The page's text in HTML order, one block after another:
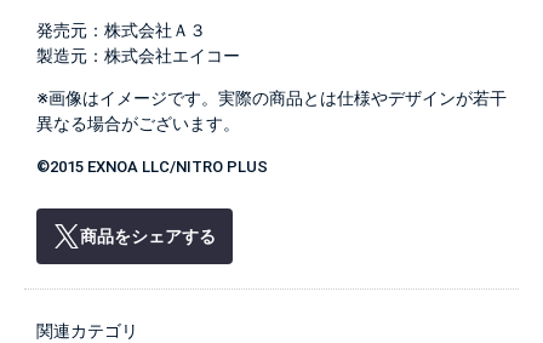
発売元：株式会社Ａ３
製造元：株式会社エイコー
※画像はイメージです。実際の商品とは仕様やデザインが若干
異なる場合がございます。
©2015 EXNOA LLC/NITRO PLUS
商品をシェアする
関連カテゴリ